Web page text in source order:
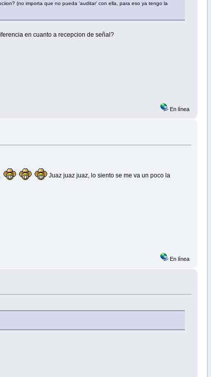
(no importa que no pueda 'auditar' con ella, para eso ya tengo la
en cuanto a recepcion de señal?
En línea
Juaz juaz juaz, lo siento se me va un poco la
En línea